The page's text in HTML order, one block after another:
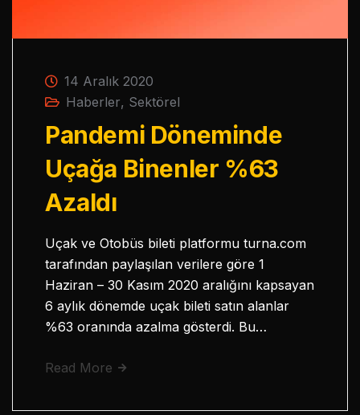
14 Aralık 2020
Haberler, Sektörel
Pandemi Döneminde
Uçağa Binenler %63
Azaldı
Uçak ve Otobüs bileti platformu turna.com
tarafından paylaşılan verilere göre 1
Haziran – 30 Kasım 2020 aralığını kapsayan
6 aylık dönemde uçak bileti satın alanlar
%63 oranında azalma gösterdi. Bu…
Read More